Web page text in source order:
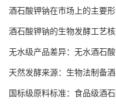
酒石酸钾钠在市场上的主要
酒石酸钾钠的生物发酵工艺
无水级产品差异：无水酒石
天然发酵来源：生物法制备
国标级原料标准：食品级酒